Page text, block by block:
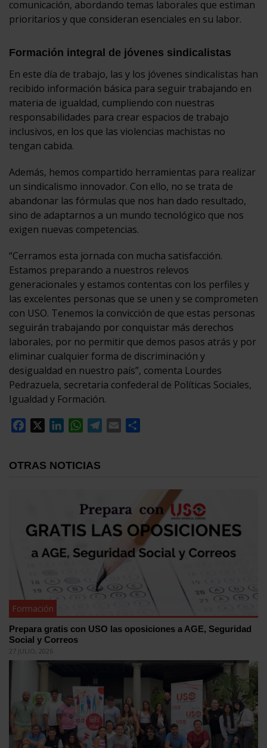
comunicación, abordando temas laborales que estiman
prioritarios y que consideran esenciales en su labor.
Formación integral de jóvenes sindicalistas
En este día de trabajo, las y los jóvenes sindicalistas han
recibido información básica para seguir trabajando en
materia de igualdad, cumpliendo con nuestras
responsabilidades para crear espacios de trabajo
inclusivos, en los que las violencias machistas no
tengan cabida.
Además, hemos compartido herramientas para realizar
un sindicalismo innovador. Con ello, no se trata de
abandonar las fórmulas que nos han dado resultado,
sino de adaptarnos a un mundo tecnológico que nos
exigen nuevas competencias.
“Cerramos esta jornada con mucha satisfacción.
Estamos preparando a nuestros relevos
generacionales y estamos contentas con los perfiles y
las excelentes personas que se unen y se comprometen
con USO. Tenemos la convicción de que estas personas
seguirán trabajando por conquistar más derechos
laborales, por no permitir que demos pasos atrás y por
eliminar cualquier forma de discriminación y
desigualdad en nuestro país”, comenta Lourdes
Pedrazuela, secretaria confederal de Políticas Sociales,
Igualdad y Formación.
Facebook
LinkedInWhatsApp
Telegram
Email
OTRAS NOTICIAS
Formación
Prepara gratis con USO las oposiciones a AGE, Seguridad
Social y Correos
27 JULIO, 2026